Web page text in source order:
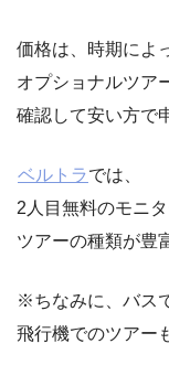
価格は、時期によ
オプショナルツア
確認して安い方で
ベルトラでは、
2人目無料のモニタ
ツアーの種類が豊
※ちなみに、バス
飛行機でのツアー